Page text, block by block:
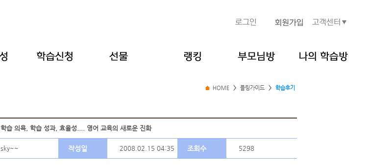
HOME > 플링가이드 > 학습후기
학습 의욕, 학습 성과, 효율성.... 영어 교육의 새로운 진화
sky~~ 작성일 2008.02.15 04:35 조회수 5298